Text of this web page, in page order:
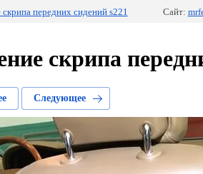
скрипа передних сидений s221 Сайт:
скрипа
Следующее